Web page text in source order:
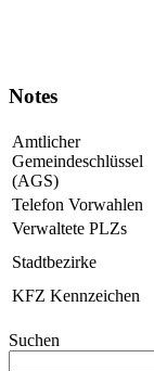
Notes
Amtlicher
Gemeindeschlüssel
(AGS)
Telefon Vorwahlen
Verwaltete PLZs
Stadtbezirke
KFZ Kennzeichen
Suchen